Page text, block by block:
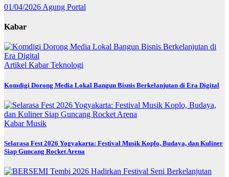
01/04/2026 Agung Portal
Kabar
Artikel KabarTeknologi
Komdigi Dorong Media Lokal Bangun Bisnis Berkelanjutan di Era Digital
KabarMusik
Selarasa Fest 2026 Yogyakarta: Festival Musik Koplo, Budaya, dan Kuliner
Siap Guncang Rocket Arena